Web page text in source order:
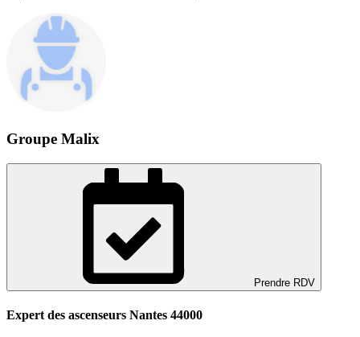
Groupe Malix
Prendre RDV
Expert des ascenseurs Nantes 44000